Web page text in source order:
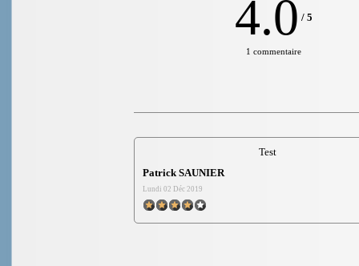
4.0 / 5
1 commentaire
Patrick SAUNIER
Lundi 02 Déc 2019
Test